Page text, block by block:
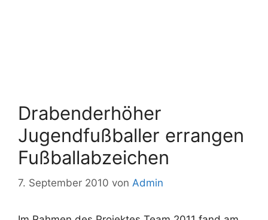
Drabenderhöher
Jugendfußballer errangen
Fußballabzeichen
7. September 2010 von Admin